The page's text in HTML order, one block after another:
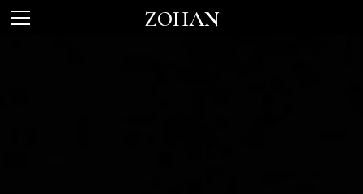
ZOHAN